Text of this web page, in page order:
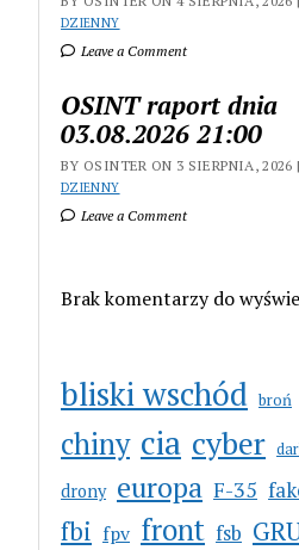
DZIENNY
Leave a Comment
OSINT raport dnia
03.08.2026 21:00
BY OSINTER ON 3 SIERPNIA, 2026 |
DZIENNY
Leave a Comment
Brak komentarzy do
bliski wschód broń
chiny cia cyber
drony europa F-35
fbi fpv front fsb